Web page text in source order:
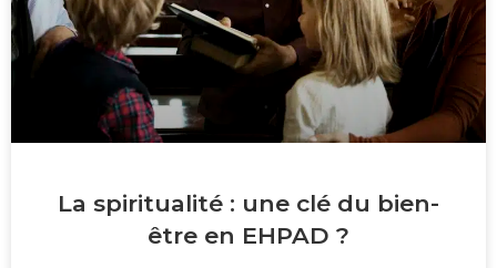
La spiritualité : une clé du bien-
être en EHPAD ?